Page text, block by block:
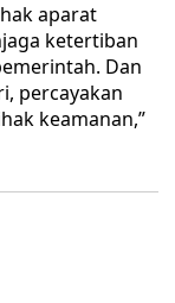
aparat
ketertiban
Dan
percayakan
keamanan,”